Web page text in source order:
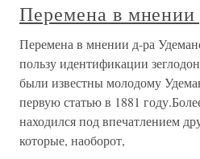
Перемена в
Перемена в мнении д-ра
пользу идентификации
были известны молодому
первую статью в 1881
находился под впечатлением
которые, наоборот,